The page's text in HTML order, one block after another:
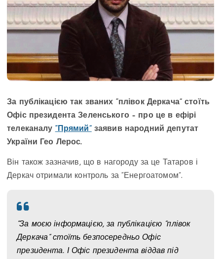
За публікацією так званих “плівок Деркача” стоїть
Офіс президента Зеленського – про це в ефірі
телеканалу “Прямий”заявив народний депутат
України Гео Лерос.
Він також зазначив, що в нагороду за це Татаров і
Деркач отримали контроль за “Енергоатомом”.
“За моєю інформацією, за публікацією “плівок
Деркача” стоїть безпосередньо Офіс
президента. І Офіс президента віддав під